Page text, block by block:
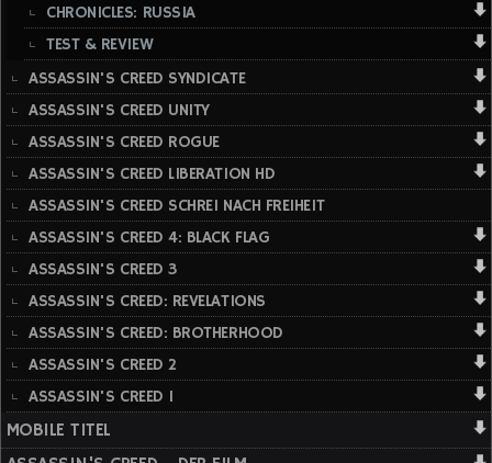
CHRONICLES: RUSSIA
TEST & REVIEW
ASSASSIN'S CREED SYNDICATE
ASSASSIN'S CREED UNITY
ASSASSIN'S CREED ROGUE
ASSASSIN'S CREED LIBERATION HD
ASSASSIN'S CREED SCHREI NACH FREIHEIT
ASSASSIN'S CREED 4: BLACK FLAG
ASSASSIN'S CREED 3
ASSASSIN'S CREED: REVELATIONS
ASSASSIN'S CREED: BROTHERHOOD
ASSASSIN'S CREED 2
ASSASSIN'S CREED 1
MOBILE TITEL